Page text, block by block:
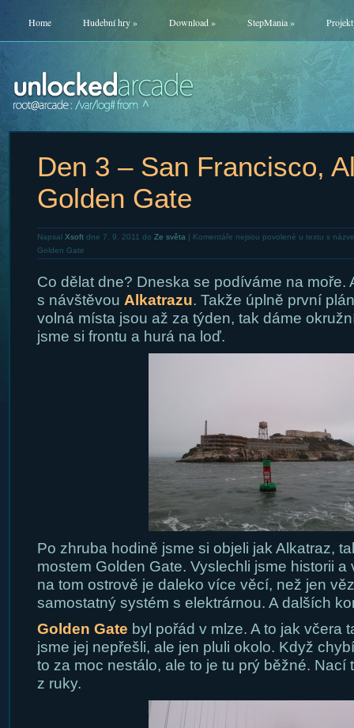
Home Hudební hry» Download» StepMania»
Den 3 – San Francisco,
Golden Gate
Napsal Xsoftdne 7. 9. 2011 do Ze světa | Komentáře nejsou povolené u textu s
Golden Gate
Co dělat dne? Dneska se podíváme na moře.
s návštěvou Alkatrazu. Takže úplně první
volná místa jsou až za týden, tak dáme
jsme si frontu a hurá na loď.
Po zhruba hodině jsme si objeli jak Alkatraz,
mostem Golden Gate. Vyslechli jsme historii a
na tom ostrově je daleko více věcí, než jen
samostatný systém s elektrárnou. A dalších
Golden Gate byl pořád v mlze. A to jak včera
jsme jej nepřešli, ale jen pluli okolo. Když
to za moc nestálo, ale to je tu prý běžné. Nací
z ruky.